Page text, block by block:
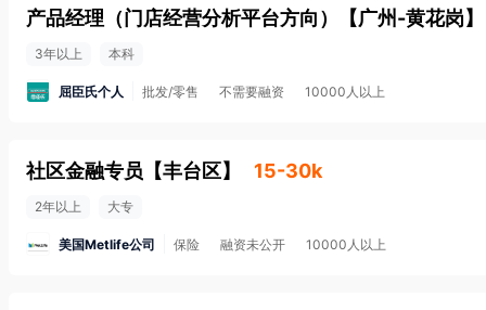
产品经理（门店经营分析平台方向） 【广州-黄花岗】
3年以上 本科
屈臣氏个人 批发/零售 不需要融资 10000人以上
社区金融专员 【丰台区】 15-30k
2年以上 大专
美国Metlife公司 保险 融资未公开 10000人以上